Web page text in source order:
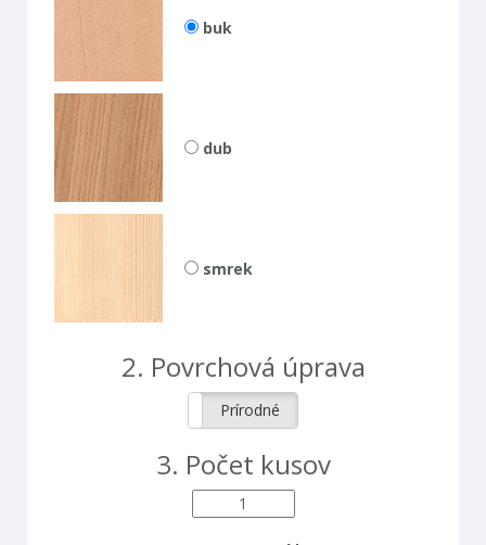
buk
dub
smrek
2. povrchová úprava
Prírodné
3. počet kusov